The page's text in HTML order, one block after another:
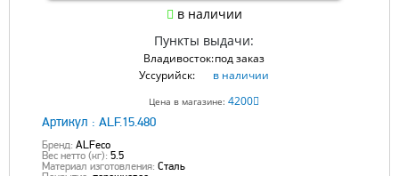
в наличии
Пункты выдачи:
Владивосток:под заказ
Уссурийск:
в наличии
Цена в магазине: 4200
Артикул : ALF.15.480
Бренд: ALFeco
Вес нетто (кг): 5.5
Материал изготовления: Сталь